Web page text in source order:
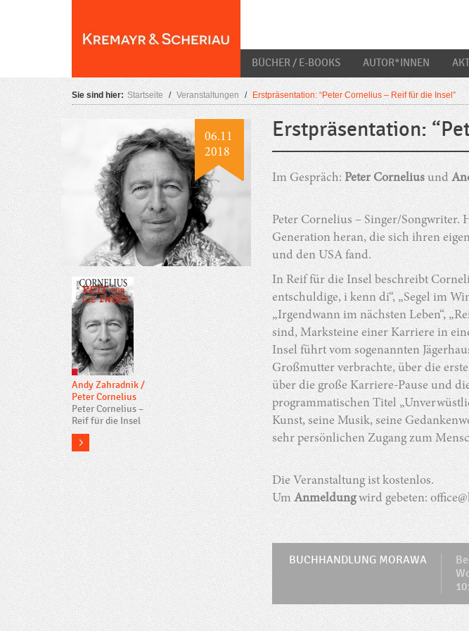
BÜCHER / E-BOOKS AUTOR*INNEN
Sie sind hier: Startseite / Veranstaltungen / Erstpräsentation: “Peter Cornelius – Reif für die Insel”
06.11
2018
Andy Zahradnik/
Peter Cornelius
Peter Cornelius –
Reif für die Insel
more
Erstpräsentation:
Im Gespräch:Peter Corneliusund
Peter Cornelius – Singer/Songwriter.
Generation heran, die sich ihren
und den USA fand.
In Reif für die Insel beschreibt
entschuldige, i kenn di“, „Segel im
„Irgendwann im nächsten Leben“,
sind, Marksteine einer Karriere in
Insel führt vom sogenannten
Großmutter verbrachte, über die
über die große Karriere-Pause und
programmatischen Titel
Kunst, seine Musik, seine
sehr persönlichen Zugang zum
Die Veranstaltung ist kostenlos.
UmAnmeldungwird gebeten:
BUCHHANDLUNG MORAWA